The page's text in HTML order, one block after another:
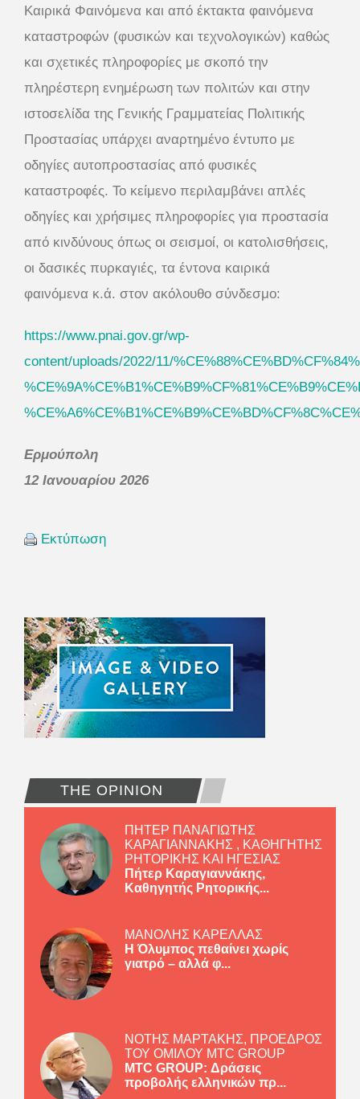
Καιρικά Φαινόμενα και από έκτακτα φαινόμενα
καταστροφών (φυσικών και τεχνολογικών) καθώς
και σχετικές πληροφορίες με σκοπό την
πληρέστερη ενημέρωση των πολιτών και στην
ιστοσελίδα της Γενικής Γραμματείας Πολιτικής
Προστασίας υπάρχει αναρτημένο έντυπο με
οδηγίες αυτοπροστασίας από φυσικές
καταστροφές. Το κείμενο περιλαμβάνει απλές
οδηγίες και χρήσιμες πληροφορίες για προστασία
από κινδύνους όπως οι σεισμοί, οι κατολισθήσεις,
οι δασικές πυρκαγιές, τα έντονα καιρικά
φαινόμενα κ.ά. στον ακόλουθο σύνδεσμο:
https://www.pnai.gov.gr/wp-
content/uploads/2022/11/
Ερμούπολη
12 Ιανουαρίου 2026
Εκτύπωση
THE OPINION
ΠΗΤΕΡ ΠΑΝΑΓΙΩΤΗΣ
ΚΑΡΑΓΙΑΝΝΑΚΗΣ , ΚΑΘΗΓΗΤΗΣ
ΡΗΤΟΡΙΚΗΣ ΚΑΙ ΗΓΕΣΙΑΣ
Πήτερ Καραγιαννάκης,
Καθηγητής Ρητορικής...
ΜΑΝΟΛΗΣ ΚΑΡΕΛΛΑΣ
Η Όλυμπος πεθαίνει χωρίς
γιατρό – αλλά φ...
ΝΟΤΗΣ ΜΑΡΤΑΚΗΣ, ΠΡΟΕΔΡΟΣ
ΤΟΥ ΟΜΙΛΟΥ MTC GROUP
MTC GROUP: Δράσεις
προβολής ελληνικών πρ...